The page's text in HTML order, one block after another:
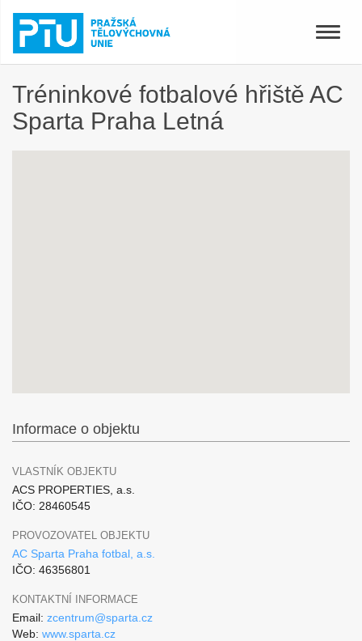
Toggle
Tréninkové fotbalové hřiště AC
Sparta Praha Letná
Informace o objektu
VLASTNÍK OBJEKTU
ACS PROPERTIES, a.s.
IČO: 28460545
PROVOZOVATEL OBJEKTU
AC Sparta Praha fotbal, a.s.
IČO: 46356801
KONTAKTNÍ INFORMACE
Email: zcentrum@sparta.cz
Web: www.sparta.cz